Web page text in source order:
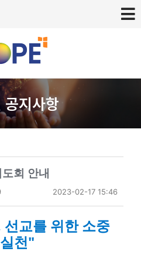
공지사항
회 안내
2023-02-17 15:46
교를 위한 소중
천"